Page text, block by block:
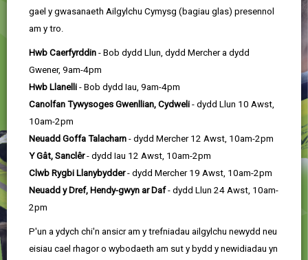
gael y gwasanaeth Ailgylchu Cymysg (bagiau glas) presennol
am y tro.
Hwb Caerfyrddin - Bob dydd Llun, dydd Mercher a dydd
Gwener, 9am-4pm
Hwb Llanelli - Bob dydd Iau, 9am-4pm
Canolfan Tywysoges Gwenllian, Cydweli - dydd Llun 10 Awst,
10am-2pm
Neuadd Goffa Talacharn - dydd Mercher 12 Awst, 10am-2pm
Y Gât, Sanclêr- dydd Iau 12 Awst, 10am-2pm
Clwb Rygbi Llanybydder- dydd Mercher 19 Awst, 10am-2pm
Neuadd y Dref, Hendy-gwyn ar Daf- dydd Llun 24 Awst, 10am-
2pm
P'un a ydych chi'n ansicr am y trefniadau ailgylchu newydd neu
eisiau cael rhagor o wybodaeth am sut y bydd y newidiadau yn